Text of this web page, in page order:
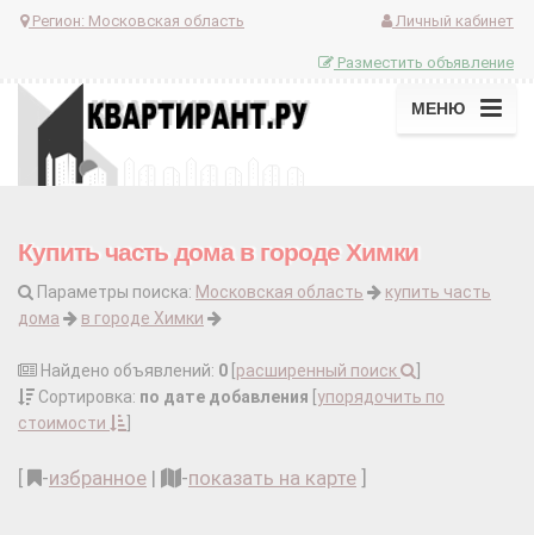
Регион: Московская область Личный кабинет
Разместить объявление
МЕНЮ
Купить часть дома в городе Химки
Параметры поиска: Московская область
купить часть
дома
в городе Химки
Найдено объявлений: 0 расширенный поиск
Сортировка: по дате добавления упорядочить по
стоимости
-избранное | -показать на карте